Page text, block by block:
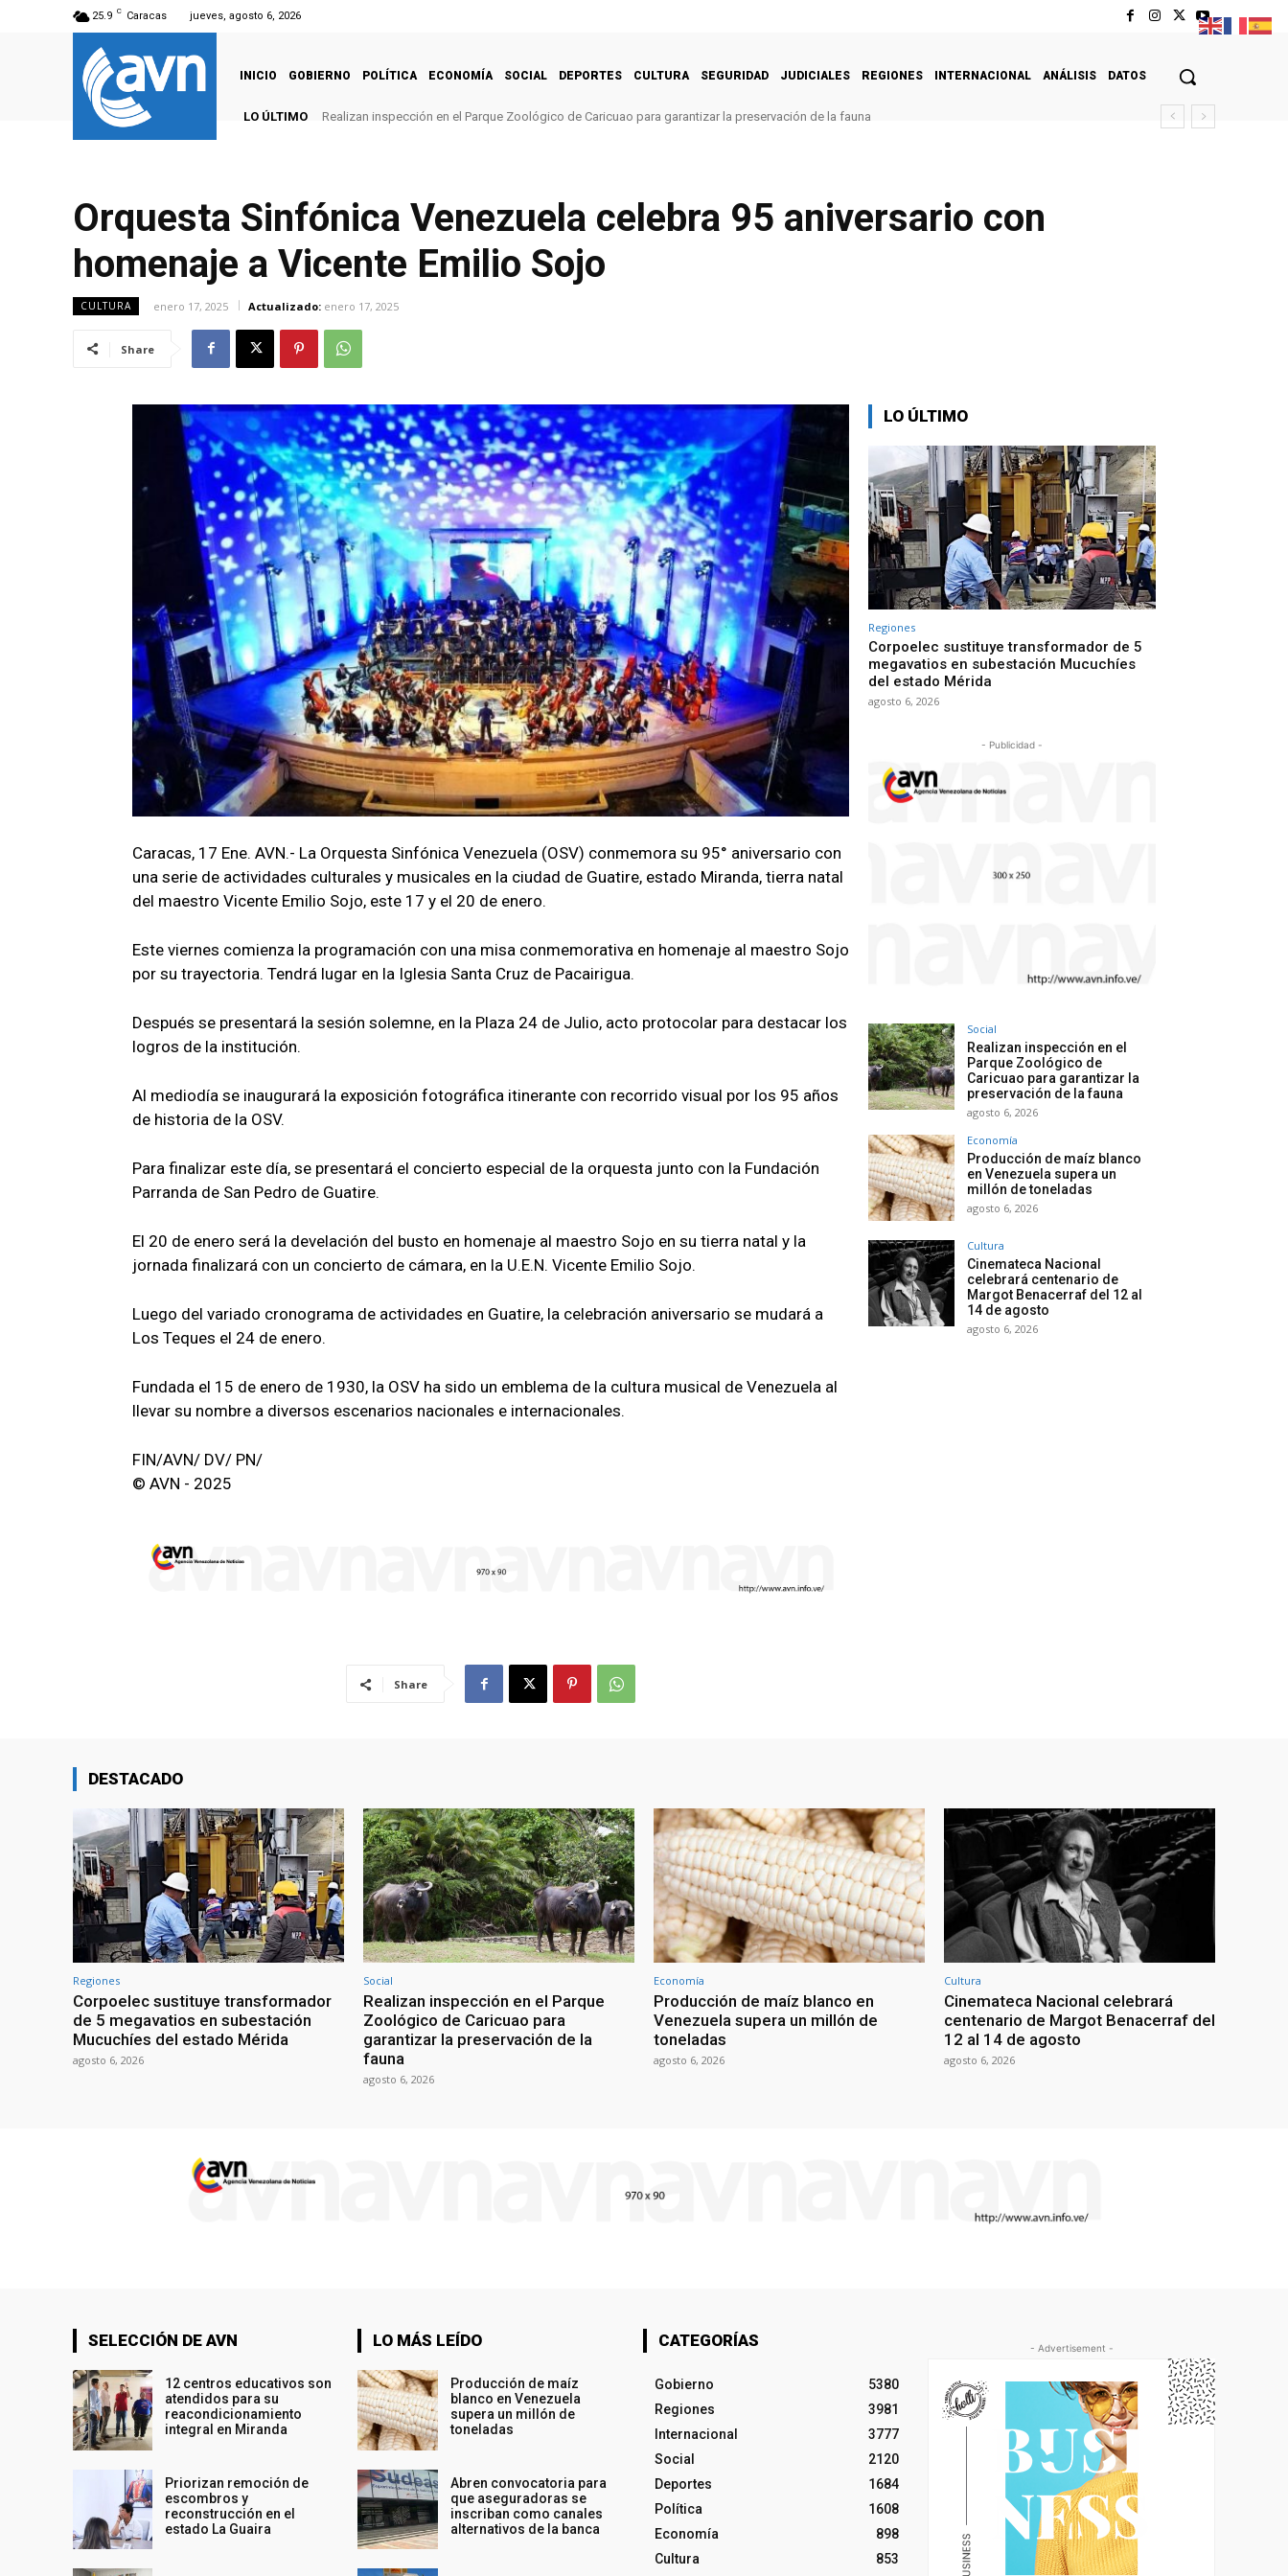
25.9 C Caracas jueves, agosto 6, 2026
INICIO GOBIERNO POLÍTICA ECONOMÍA SOCIAL DEPORTES CULTURA SEGURIDAD JUDICIALES REGIONES INTERNACIONAL ANÁLISIS DATOS
LO ÚLTIMO Realizan inspección en el Parque Zoológico de Caricuao para garantizar la preservación de la fauna
Orquesta Sinfónica Venezuela celebra 95 aniversario con
homenaje a Vicente Emilio Sojo
CULTURA enero 17, 2025 Actualizado: enero 17, 2025
Share
Caracas, 17 Ene. AVN.- La Orquesta Sinfónica Venezuela (OSV) conmemora su 95° aniversario con
una serie de actividades culturales y musicales en la ciudad de Guatire, estado Miranda, tierra natal
del maestro Vicente Emilio Sojo, este 17 y el 20 de enero.
Este viernes comienza la programación con una misa conmemorativa en homenaje al maestro Sojo
por su trayectoria. Tendrá lugar en la Iglesia Santa Cruz de Pacairigua.
Después se presentará la sesión solemne, en la Plaza 24 de Julio, acto protocolar para destacar los
logros de la institución.
Al mediodía se inaugurará la exposición fotográfica itinerante con recorrido visual por los 95 años
de historia de la OSV.
Para finalizar este día, se presentará el concierto especial de la orquesta junto con la Fundación
Parranda de San Pedro de Guatire.
El 20 de enero será la develación del busto en homenaje al maestro Sojo en su tierra natal y la
jornada finalizará con un concierto de cámara, en la U.E.N. Vicente Emilio Sojo.
Luego del variado cronograma de actividades en Guatire, la celebración aniversario se mudará a
Los Teques el 24 de enero.
Fundada el 15 de enero de 1930, la OSV ha sido un emblema de la cultura musical de Venezuela al
llevar su nombre a diversos escenarios nacionales e internacionales.
FIN/AVN/ DV/ PN/
© AVN - 2025
Share
LO ÚLTIMO
Regiones
Corpoelec sustituye transformador de 5
megavatios en subestación Mucuchíes
del estado Mérida
agosto 6, 2026
- Publicidad -
Social
Realizan inspección en el
Parque Zoológico de
Caricuao para garantizar la
preservación de la fauna
agosto 6, 2026
Economía
Producción de maíz blanco
en Venezuela supera un
millón de toneladas
agosto 6, 2026
Cultura
Cinemateca Nacional
celebrará centenario de
Margot Benacerraf del 12 al
14 de agosto
agosto 6, 2026
DESTACADO
Regiones
Corpoelec sustituye transformador
de 5 megavatios en subestación
Mucuchíes del estado Mérida
agosto 6, 2026
Social
Realizan inspección en el Parque
Zoológico de Caricuao para
garantizar la preservación de la
fauna
agosto 6, 2026
Economía
Producción de maíz blanco en
Venezuela supera un millón de
toneladas
agosto 6, 2026
Cultura
Cinemateca Nacional celebrará
centenario de Margot Benacerraf del
12 al 14 de agosto
agosto 6, 2026
SELECCIÓN DE AVN
12 centros educativos son
atendidos para su
reacondicionamiento
integral en Miranda
Priorizan remoción de
escombros y
reconstrucción en el
estado La Guaira
LO MÁS LEÍDO
Producción de maíz
blanco en Venezuela
supera un millón de
toneladas
Abren convocatoria para
que aseguradoras se
inscriban como canales
alternativos de la banca
CATEGORÍAS
Gobierno
5380
Regiones
3981
Internacional
3777
Social
2120
Deportes
1684
Política
1608
Economía
898
Cultura
853
- Advertisement -